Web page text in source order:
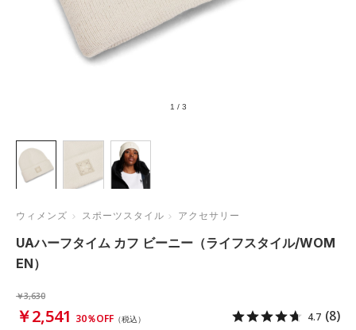
1 / 3
ウィメンズ スポーツスタイル アクセサリー
UAハーフタイム カフ ビーニー（ライフスタイル/WOM
EN）
￥3,630
￥2,541 30％OFF （税込） 4.7 (8)